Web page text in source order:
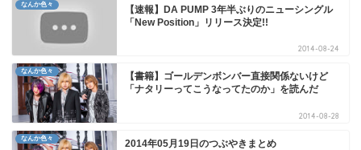
なんか色々
【速報】DA PUMP 3年半ぶりのニューシングル
「New Position」リリース決定!!
2014-08-24
なんか色々
【書籍】ゴールデンボンバー直接関係ないけど
「ナタリーってこうなってたのか」を読んだ
2014-08-28
なんか色々 2014年05月19日のつぶやきまとめ